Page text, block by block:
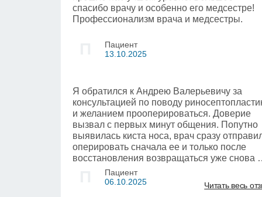
примерно через месяц. Отмечу, что
еще не началось, поэтому об
говорить пока рано. Тем не менее врач
информацию она доносила доступным
языком, все понятно объяснила и
Сам прием у нас начался согласно
без задержки, и по длительности занял,
наверное, 35 минут. В целом, этого
оказалось достаточно, чтобы все
конце я получила на руки заключение
спасибо врачу и особенно его медсестре!
Профессионализм врача и медсестры.
Пациент
13.10.2025
Я обратился к Андрею Валерьевичу за
консультацией по поводу
и желанием прооперироваться. Доверие
вызвал с первых минут общения. Попутно
выявилась киста носа, врач сразу
оперировать сначала ее и только после
восстановления возвращаться уже снова
консультацию. Так что нет такого, что
быстрее давайте и только у меня
оперируйтесь. Везде было право выбора и
Пациент
06.10.2025
Читать весь